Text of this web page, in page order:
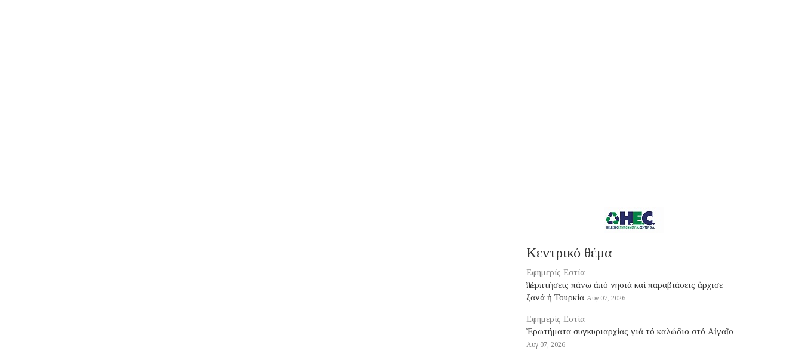
Κεντρικό θέμα
Εφημερίς Εστία
Ὑπερπτήσεις πάνω ἀπό νησιά καί παραβιάσεις ἄρχισε
ξανά ἡ Τουρκία Αυγ 07, 2026
Εφημερίς Εστία
Ἐρωτήματα συγκυριαρχίας γιά τό καλώδιο στό Αἰγαῖο
Αυγ 07, 2026